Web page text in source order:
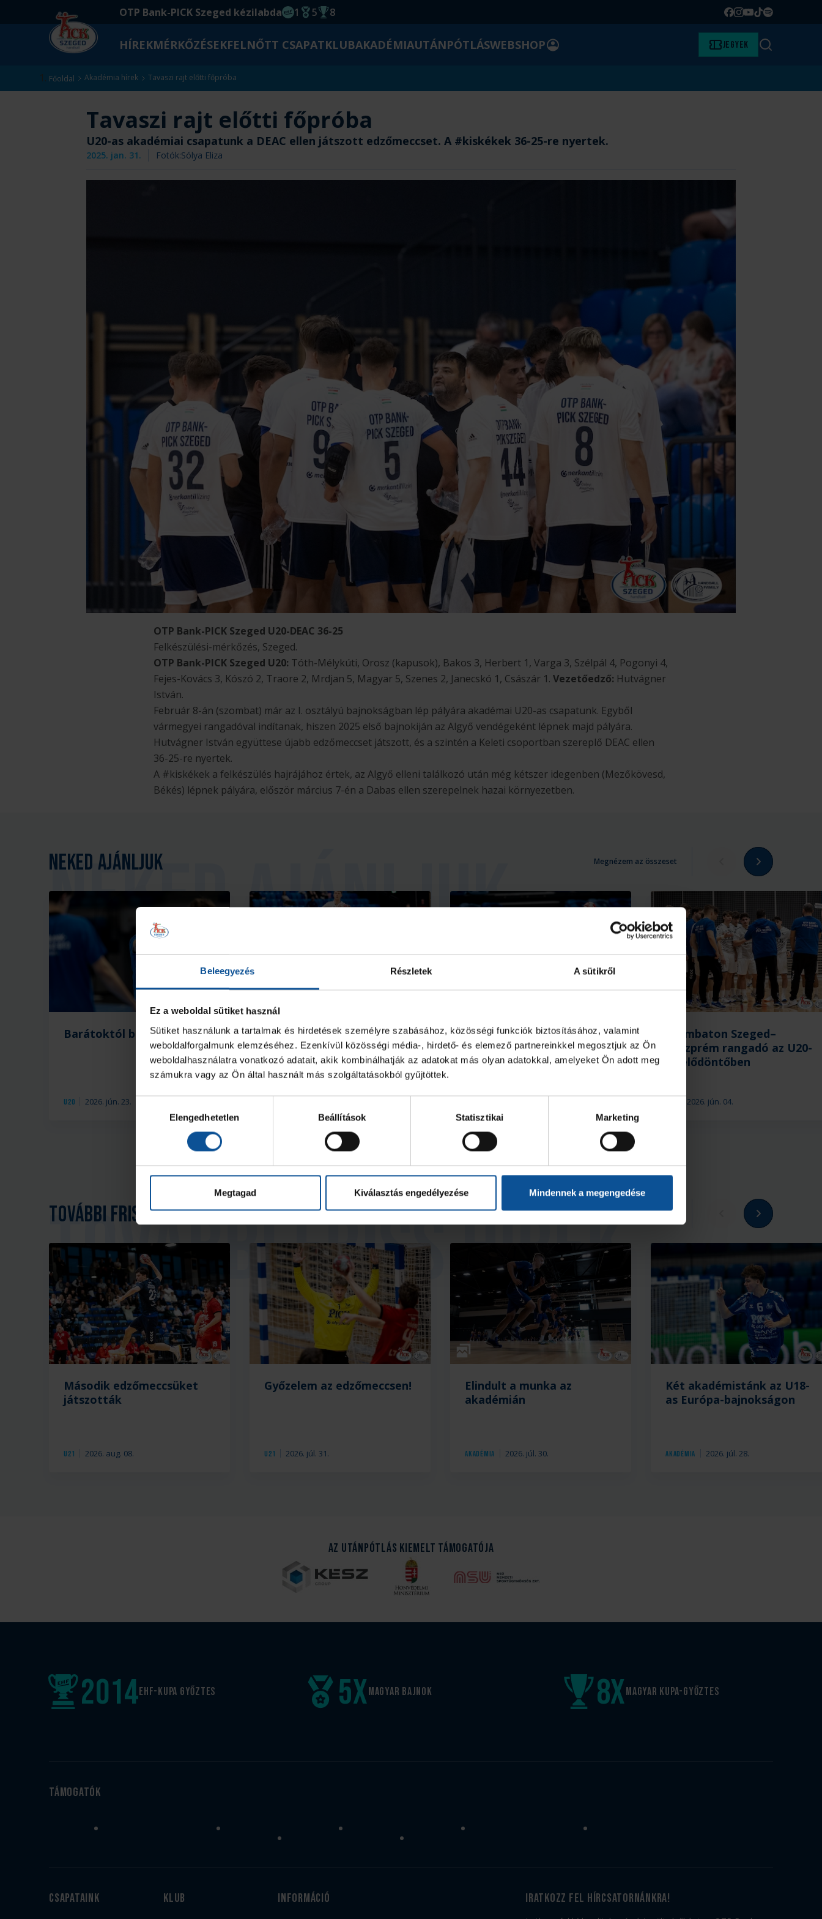
Beleegyezés Részletek A sütikről
Ez a weboldal sütiket használ
Sütiket használunk a tartalmak és hirdetések személyre szabásához, közösségi funkciók biztosításához, valamint
weboldalforgalmunk elemzéséhez. Ezenkívül közösségi média-, hirdető- és elemező partnereinkkel megosztjuk az Ön
weboldalhasználatra vonatkozó adatait, akik kombinálhatják az adatokat más olyan adatokkal, amelyeket Ön adott meg
számukra vagy az Ön által használt más szolgáltatásokból gyűjtöttek.
kiválasztásaElengedhetetlen Beállítások Statisztikai Marketing
Megtagad Kiválasztás engedélyezése Mindennek a megengedése
OTP Bank-PICK Szeged kézilabda
EHF kupagyőzelem 2014
1
Magyar Bajnoki cím
5
Magyar-Kupa győzelem
8 Facebook
Instagram
YouTube
TikTok
Spotify
HÍREKMÉRKŐZÉSEKFELNŐTT CSAPATKLUBAKADÉMIAUTÁNPÓTLÁSWEBSHOPBELÉPÉS Jegyek Keresés
Főoldal Akadémia hírek Tavaszi rajt előtti főpróba
Tavaszi rajt előtti főpróba
U20-as akadémiai csapatunk a DEAC ellen játszott edzőmeccset. A #kiskékek 36-25-re nyertek.
2025. jan. 31. Fotók:Sólya Eliza
OTP Bank-PICK Szeged U20-DEAC 36-25
Felkészülési-mérkőzés, Szeged.
OTP Bank-PICK Szeged U20: Tóth-Mélykúti, Orosz (kapusok), Bakos 3, Herbert 1, Varga 3, Szélpál 4, Pogonyi 4,
Fejes-Kovács 3, Kószó 2, Traore 2, Mrdjan 5, Magyar 5, Szenes 2, Janecskó 1, Császár 1. Vezetőedző: Hutvágner
István.
Február 8-án (szombat) már az I. osztályú bajnokságban lép pályára akadémai U20-as csapatunk. Egyből
vármegyei rangadóval indítanak, hiszen 2025 első bajnokiján az Algyő vendégeként lépnek majd pályára.
Hutvágner István együttese újabb edzőmeccset játszott, és a szintén a Keleti csoportban szereplő DEAC ellen
36-25-re nyertek.
A #kiskékek a felkészülés hajrájához értek, az Algyő elleni találkozó után még kétszer idegenben (Mezőkövesd,
Békés) lépnek pályára, először március 7-én a Dabas ellen szerepelnek hazai környezetben.
Neked ajánljuk Megnézem az összeset
U20 2026. jún. 23.
Barátoktól búcsúzom
A negyedik helyet szerezte
meg U20-as csapatunk
Nagy küzdelemben maradt
alul U20-as csapatunk a
döntőbe jutásért
2026. jún. 04.
Szombaton Szeged–
Veszprém rangadó az U20-
as elődöntőben
További friss hírek Megnézem az összeset
U21 2026. aug. 08.
Második edzőmeccsüket
játszották
U21 2026. júl. 31.
Győzelem az edzőmeccsen!
Galéria
Akadémia 2026. júl. 30.
Elindult a munka az
akadémián
Akadémia 2026. júl. 28.
Két akadémistánk az U18-
as Európa-bajnokságon
Az Utánpótlás kiemelt támogatója
EHF-Kupa győztes
2014 Magyar bajnok
5x Magyar kupa-győztes
8x
Támogatók
Csapataink Klub Információ iratkozz fel hírcsatornánkra!